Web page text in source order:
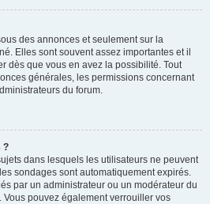
des annonces et seulement sur la
Elles sont souvent assez importantes et il
dès que vous en avez la possibilité. Tout
générales, les permissions concernant
du forum.
?
dans lesquels les utilisateurs ne peuvent
sondages sont automatiquement expirés.
par un administrateur ou un modérateur du
pouvez également verrouiller vos